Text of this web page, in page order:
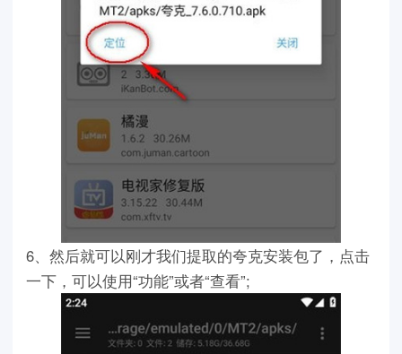
6、然后就可以刚才我们提取的夸克安装包了，点击
一下，可以使用“功能”或者“查看”;